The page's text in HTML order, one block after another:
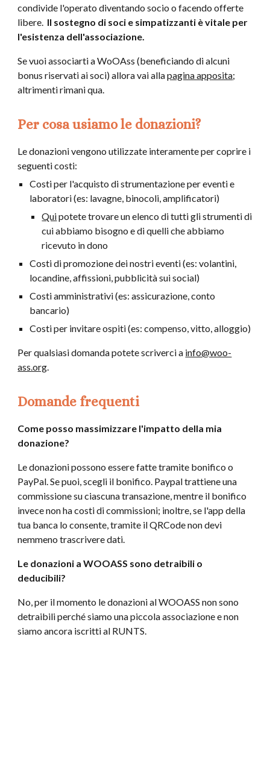
condivide l'operato diventando socio o facendo offerte
libere. Il sostegno di soci e simpatizzanti è vitale per
l'esistenza dell'associazione.
Se vuoi associarti a WoOAss (beneficiando di alcuni
bonus riservati ai soci) allora vai allapagina apposita;
altrimenti rimani qua.
Per cosa usiamo le donazioni?
Le donazioni vengono utilizzate interamente per coprire i
seguenti costi:
Costi per l'acquisto di strumentazione per eventi e
laboratori (es: lavagne, binocoli, amplificatori)
Quipotete trovare un elenco di tutti gli strumenti di
cui abbiamo bisogno e di quelli che abbiamo
ricevuto in dono
Costi di promozione dei nostri eventi (es: volantini,
locandine, affissioni, pubblicità sui social)
Costi amministrativi (es: assicurazione, conto
bancario)
Costi per invitare ospiti (es: compenso, vitto, alloggio)
Per qualsiasi domanda potete scriverci a info@woo-
ass.org.
Domande frequenti
Come posso massimizzare l'impatto della mia
donazione?
Le donazioni possono essere fatte tramite bonifico o
PayPal.Se puoi, scegli il bonifico. Paypal trattiene una
commissione su ciascuna transazione, mentre il bonifico
invece non ha costi di commissioni; inoltre, se l'app della
tua banca lo consente, tramite il QRCode non devi
nemmeno trascrivere dati.
Le donazioni a WOOASS sono detraibili o
deducibili?
No, per il momento le donazioni al WOOASS non sono
detraibili perché siamo una piccola associazione e non
siamo ancora iscritti al RUNTS.